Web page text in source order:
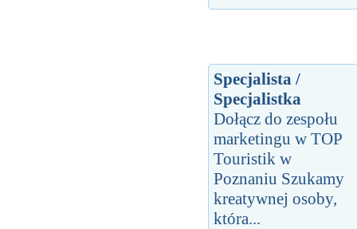
Specjalista /
Specjalistka
Dołącz do zespołu
marketingu w TOP
Touristik w
Poznaniu Szukamy
kreatywnej osoby,
która...